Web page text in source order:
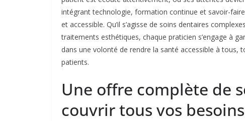
intégrant technologie, formation continue et savoir-faire
et accessible. Qu’il s’agisse de soins dentaires
traitements esthétiques, chaque praticien s’engage à
dans une volonté de rendre la santé accessible à
patients.
Une offre complète de
couvrir tous vos